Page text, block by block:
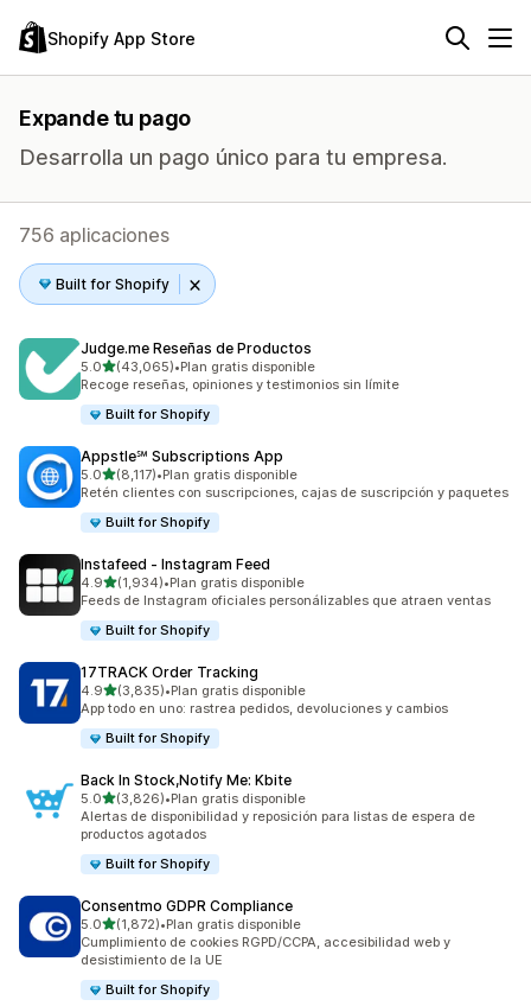
Shopify App Store
Expande tu pago
Desarrolla un pago único para tu empresa.
756 aplicaciones
Built for Shopify
Judge.me Reseñas de Productos
5.0de 5 estrellas
(43,065)
43065 reseñas en total
•Plan gratis disponible
Recoge reseñas, opiniones y testimonios sin límite
Built for Shopify
Appstle℠ Subscriptions App
5.0de 5 estrellas
(8,117)
8117 reseñas en total
•Plan gratis disponible
Retén clientes con suscripciones, cajas de suscripción y paquetes
Built for Shopify
Instafeed ‑ Instagram Feed
4.9de 5 estrellas
(1,934)
1934 reseñas en total
•Plan gratis disponible
Feeds de Instagram oficiales personálizables que atraen ventas
Built for Shopify
17TRACK Order Tracking
4.9de 5 estrellas
(3,835)
3835 reseñas en total
•Plan gratis disponible
App todo en uno: rastrea pedidos, devoluciones y cambios
Built for Shopify
Back In Stock,Notify Me: Kbite
5.0de 5 estrellas
(3,826)
3826 reseñas en total
•Plan gratis disponible
Alertas de disponibilidad y reposición para listas de espera de
productos agotados
Built for Shopify
Consentmo GDPR Compliance
5.0de 5 estrellas
(1,872)
1872 reseñas en total
•Plan gratis disponible
Cumplimiento de cookies RGPD/CCPA, accesibilidad web y
desistimiento de la UE
Built for Shopify